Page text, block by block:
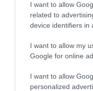
I want to allow
related to
device identifiers in
I want to allow my
Google for online
I want to allow
personalized
Προβληματίζει το
Ο καιρός των
Αύγουστος με
άνοδο
ΤΟ ΠΑΡΟΝ: